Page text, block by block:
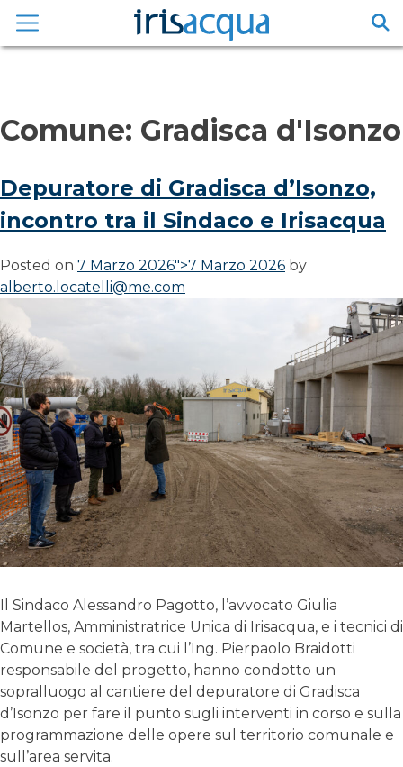
contenuto
Comune: Gradisca d'Isonzo
Depuratore di Gradisca d’Isonzo,
incontro tra il Sindaco e Irisacqua
Posted on 7 Marzo 2026">7 Marzo 2026 by
alberto.locatelli@me.com
Il Sindaco Alessandro Pagotto, l’avvocato Giulia
Martellos, Amministratrice Unica di Irisacqua, e i tecnici di
Comune e società, tra cui l’Ing. Pierpaolo Braidotti
responsabile del progetto, hanno condotto un
sopralluogo al cantiere del depuratore di Gradisca
d’Isonzo per fare il punto sugli interventi in corso e sulla
programmazione delle opere sul territorio comunale e
sull’area servita.